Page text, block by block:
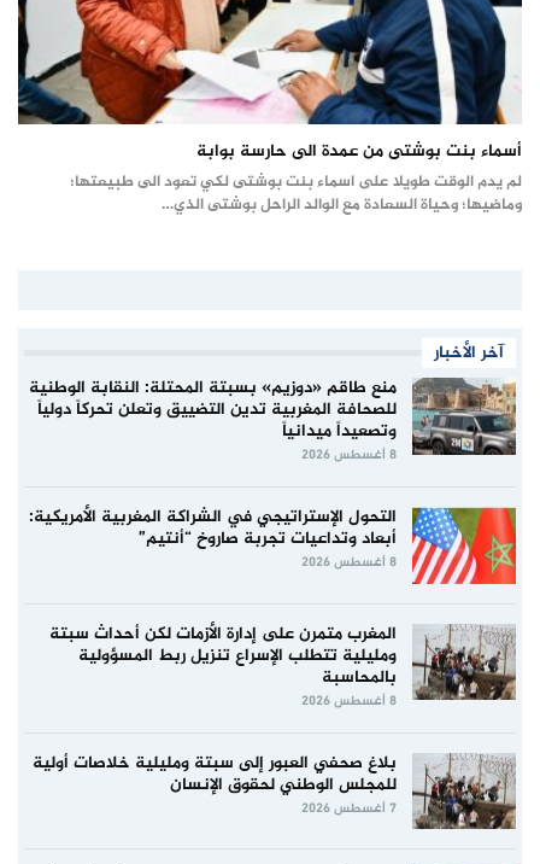
أسماء بنت بوشتى من عمدة الى حارسة بوابة
لم يدم الوقت طويلا على اسماء بنت بوشتى لكي تعود الى طبيعتها؛
وماضيها؛ وحياة السعادة مع الوالد الراحل بوشتى الذي…
آخر الأخبار
منع طاقم «دوزيم» بسبتة المحتلة: النقابة الوطنية
للصحافة المغربية تدين التضييق وتعلن تحركاً دولياً
وتصعيداً ميدانياً
8 أغسطس 2026
التحول الإستراتيجي في الشراكة المغربية الأمريكية:
أبعاد وتداعيات تجربة صاروخ “أنتيم”
8 أغسطس 2026
المغرب متمرن على إدارة الأزمات لكن أحداث سبتة
ومليلية تتطلب الإسراع تنزيل ربط المسؤولية
بالمحاسبة
8 أغسطس 2026
بلاغ صحفي العبور إلى سبتة ومليلية خلاصات أولية
للمجلس الوطني لحقوق الإنسان
7 أغسطس 2026